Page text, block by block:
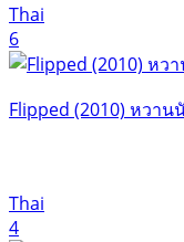
Thai
6
Flipped (2010) หวาน
Thai
4